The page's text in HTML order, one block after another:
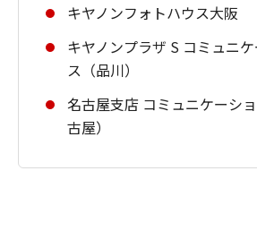
キヤノンフォトハウス大阪
キヤノンプラザ S コミュニ
ス（品川）
名古屋支店 コミュニケーシ
古屋）